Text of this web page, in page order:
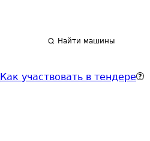
Найти машины
Как участвовать в тендере